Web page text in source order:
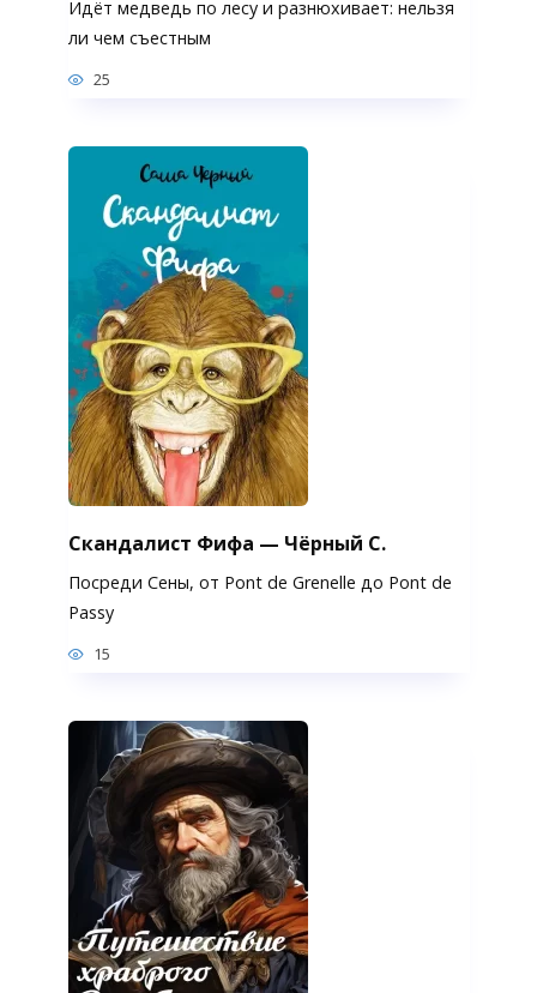
Идёт медведь по лесу и разнюхивает: нельзя
ли чем съестным
25
Скандалист Фифа — Чёрный С.
Посреди Сены, от Pont de Grenelle до Pont de
Passy
15